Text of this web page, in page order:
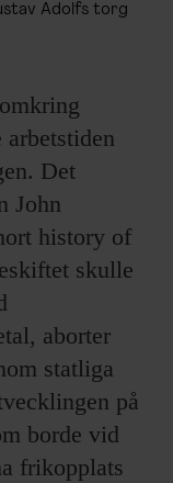
Adolfs torg
Det
John
history of
skulle
aborter
statliga
på
borde vid
frikopplats